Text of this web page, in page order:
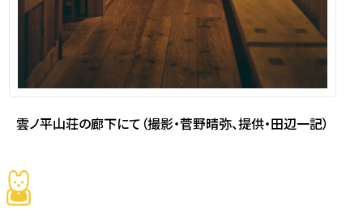
雲ノ平山荘の廊下にて（撮影・菅野晴弥、提供・田辺一記）